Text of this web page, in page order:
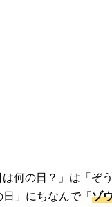
何の日？」は「ぞ
」にちなんで「ゾ